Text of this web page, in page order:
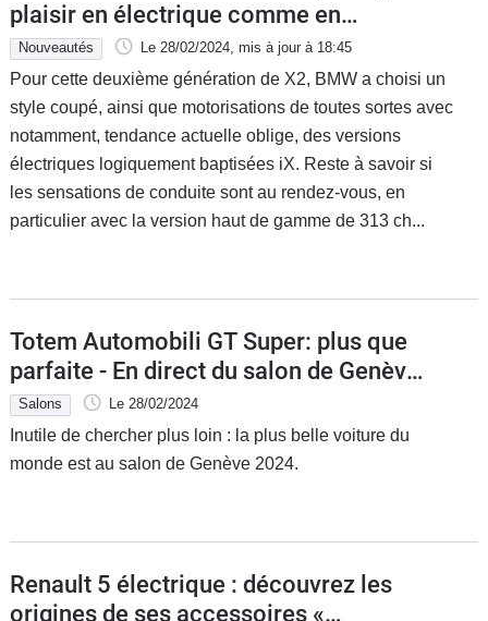
plaisir en électrique comme en
thermique ?
Nouveautés Le 28/02/2024, mis à jour à 18:45
Pour cette deuxième génération de X2, BMW a choisi un
style coupé, ainsi que motorisations de toutes sortes avec
notamment, tendance actuelle oblige, des versions
électriques logiquement baptisées iX. Reste à savoir si
les sensations de conduite sont au rendez-vous, en
particulier avec la version haut de gamme de 313 ch...
Totem Automobili GT Super: plus que
parfaite - En direct du salon de Genève
2024
Salons Le 28/02/2024
Inutile de chercher plus loin : la plus belle voiture du
monde est au salon de Genève 2024.
Renault 5 électrique : découvrez les
origines de ses accessoires «